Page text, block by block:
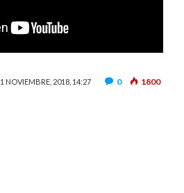
1 NOVIEMBRE, 2018, 14:27 0 1800